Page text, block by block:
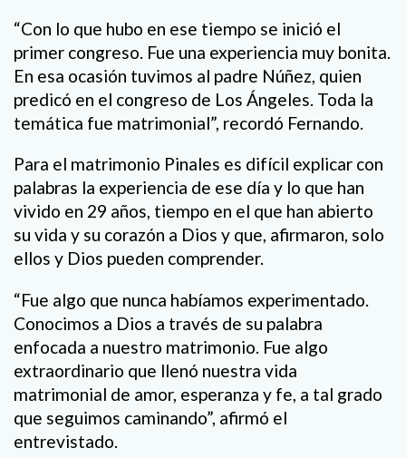
“Con lo que hubo en ese tiempo se inició el
primer congreso. Fue una experiencia muy bonita.
En esa ocasión tuvimos al padre Núñez, quien
predicó en el congreso de Los Ángeles. Toda la
temática fue matrimonial”, recordó Fernando.
Para el matrimonio Pinales es difícil explicar con
palabras la experiencia de ese día y lo que han
vivido en 29 años, tiempo en el que han abierto
su vida y su corazón a Dios y que, afirmaron, solo
ellos y Dios pueden comprender.
“Fue algo que nunca habíamos experimentado.
Conocimos a Dios a través de su palabra
enfocada a nuestro matrimonio. Fue algo
extraordinario que llenó nuestra vida
matrimonial de amor, esperanza y fe, a tal grado
que seguimos caminando”, afirmó el
entrevistado.